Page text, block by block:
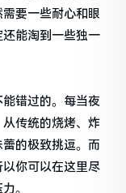
要一些耐心和眼
能淘到一些独一
错过的。每当夜
传统的烧烤、炸
的极致挑逗。而
你可以在这里尽
。